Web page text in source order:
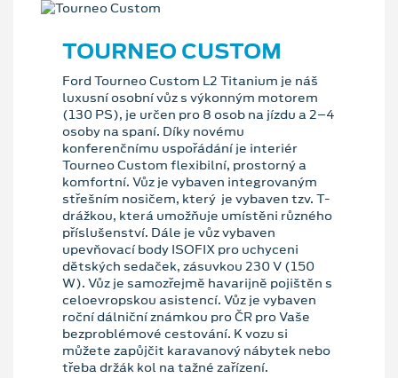
TOURNEO CUSTOM
Ford Tourneo Custom L2 Titanium je náš
luxusní osobní vůz s výkonným motorem
(130 PS), je určen pro 8 osob na jízdu a 2–4
osoby na spaní. Díky novému
konferenčnímu uspořádání je interiér
Tourneo Custom flexibilní, prostorný a
komfortní. Vůz je vybaven integrovaným
střešním nosičem, který je vybaven tzv. T-
drážkou, která umožňuje umístěni různého
příslušenství. Dále je vůz vybaven
upevňovací body ISOFIX pro uchyceni
dětských sedaček, zásuvkou 230 V (150
W). Vůz je samozřejmě havarijně pojištěn s
celoevropskou asistencí. Vůz je vybaven
roční dálniční známkou pro ČR pro Vaše
bezproblémové cestování. K vozu si
můžete zapůjčit karavanový nábytek nebo
třeba držák kol na tažné zařízení.